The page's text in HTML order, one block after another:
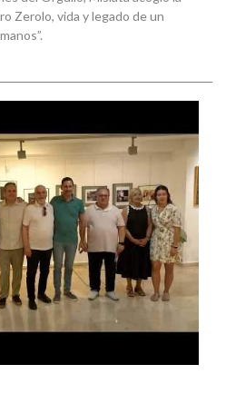
Zerolo, vida y legado de un